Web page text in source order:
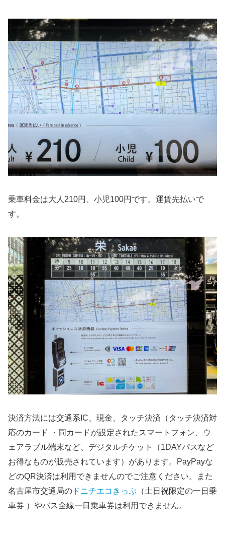
乗車料金は大人210円、小児100円です。運賃先払いで
す。
決済方法には交通系IC、現金、タッチ決済（タッチ決済対
応のカード ・同カードが設定されたスマートフォン、ウ
ェアラブル端末など、デジタルチケット（1DAYパスなど
お得なものが販売されています）があります。PayPayな
どのQR決済は利用できませんのでご注意ください。また
名古屋市交通局の ドニチエコきっぷ （土日祝限定の一日乗
車券 ）やバス全線一日乗車券は利用できません。